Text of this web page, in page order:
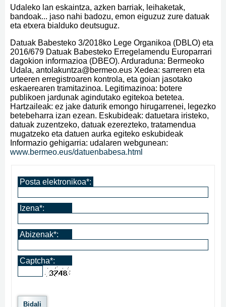
Udaleko lan eskaintza, azken barriak, leihaketak,
bandoak... jaso nahi badozu, emon eiguzuz zure datuak
eta etxera bialduko deutsuguz.
Datuak Babesteko 3/2018ko Lege Organikoa (DBLO) eta
2016/679 Datuak Babesteko Erregelamendu Europarrari
dagokion informazioa (DBEO). Arduraduna: Bermeoko
Udala, antolakuntza@bermeo.eus Xedea: sarreren eta
urteeren erregistroaren kontrola, eta goian jasotako
eskaerearen tramitazinoa. Legitimazinoa: botere
publikoen jardunak agindutako egitekoa betetea.
Hartzaileak: ez jake daturik emongo hirugarrenei, legezko
betebeharra izan ezean. Eskubideak: datuetara iristeko,
datuak zuzentzeko, datuak ezerezteko, tratamendua
mugatzeko eta datuen aurka egiteko eskubideak
Informazio gehigarria: udalaren webgunean:
www.bermeo.eus/datuenbabesa.html
Posta elektronikoa*:
Izena*:
Abizenak*:
Captcha*: